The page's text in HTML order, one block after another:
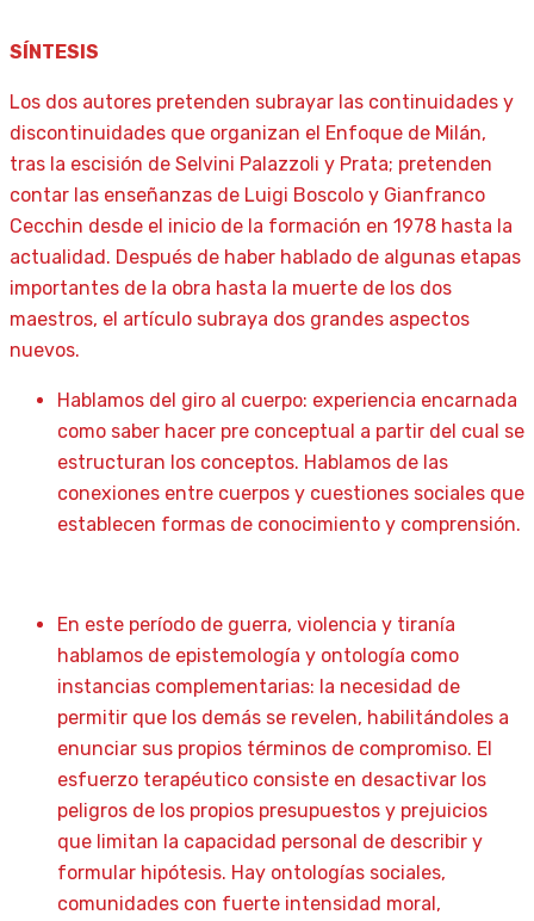
SÍNTESIS
Los dos autores pretenden subrayar las continuidades y
discontinuidades que organizan el Enfoque de Milán,
tras la escisión de Selvini Palazzoli y Prata; pretenden
contar las enseñanzas de Luigi Boscolo y Gianfranco
Cecchin desde el inicio de la formación en 1978 hasta la
actualidad. Después de haber hablado de algunas etapas
importantes de la obra hasta la muerte de los dos
maestros, el artículo subraya dos grandes aspectos
nuevos.
Hablamos del giro al cuerpo: experiencia encarnada
como saber hacer pre conceptual a partir del cual se
estructuran los conceptos. Hablamos de las
conexiones entre cuerpos y cuestiones sociales que
establecen formas de conocimiento y comprensión.
En este período de guerra, violencia y tiranía
hablamos de epistemología y ontología como
instancias complementarias: la necesidad de
permitir que los demás se revelen, habilitándoles a
enunciar sus propios términos de compromiso. El
esfuerzo terapéutico consiste en desactivar los
peligros de los propios presupuestos y prejuicios
que limitan la capacidad personal de describir y
formular hipótesis. Hay ontologías sociales,
comunidades con fuerte intensidad moral,